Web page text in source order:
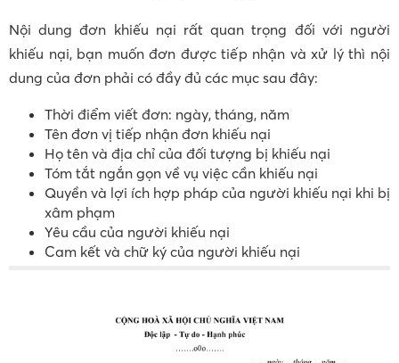
Nội dung đơn khiếu nại rất quan trọng đối với người
khiếu nại, bạn muốn đơn được tiếp nhận và xử lý thì nội
dung của đơn phải có đầy đủ các mục sau đây:
Thời điểm viết đơn: ngày, tháng, năm
Tên đơn vị tiếp nhận đơn khiếu nại
Họ tên và địa chỉ của đối tượng bị khiếu nại
Tóm tắt ngắn gọn về vụ việc cần khiếu nại
Quyền và lợi ích hợp pháp của người khiếu nại khi bị
xâm phạm
Yêu cầu của người khiếu nại
Cam kết và chữ ký của người khiếu nại